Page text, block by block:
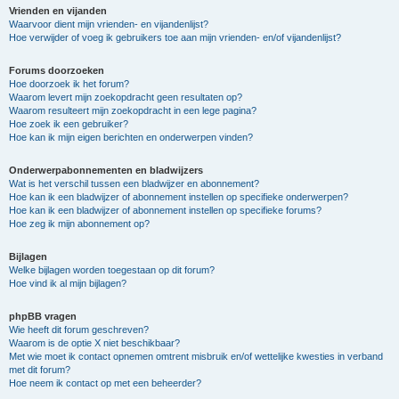
Vrienden en vijanden
Waarvoor dient mijn vrienden- en vijandenlijst?
Hoe verwijder of voeg ik gebruikers toe aan mijn vrienden- en/of vijandenlijst?
Forums doorzoeken
Hoe doorzoek ik het forum?
Waarom levert mijn zoekopdracht geen resultaten op?
Waarom resulteert mijn zoekopdracht in een lege pagina?
Hoe zoek ik een gebruiker?
Hoe kan ik mijn eigen berichten en onderwerpen vinden?
Onderwerpabonnementen en bladwijzers
Wat is het verschil tussen een bladwijzer en abonnement?
Hoe kan ik een bladwijzer of abonnement instellen op specifieke onderwerpen?
Hoe kan ik een bladwijzer of abonnement instellen op specifieke forums?
Hoe zeg ik mijn abonnement op?
Bijlagen
Welke bijlagen worden toegestaan op dit forum?
Hoe vind ik al mijn bijlagen?
phpBB vragen
Wie heeft dit forum geschreven?
Waarom is de optie X niet beschikbaar?
Met wie moet ik contact opnemen omtrent misbruik en/of wettelijke kwesties in verband
met dit forum?
Hoe neem ik contact op met een beheerder?